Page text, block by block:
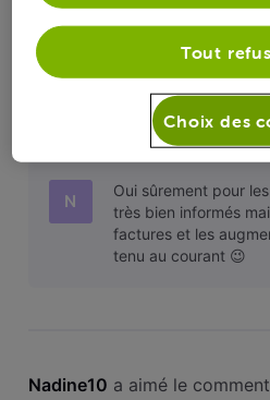
N Facture
Bonjour , j'aimerai savoir
61e à 62.48e pour le mois
N
Oui sûrement pour
très bien informés
factures et les
tenu au courant 😉
Nadine10 a aimé le
Tout
Choix des